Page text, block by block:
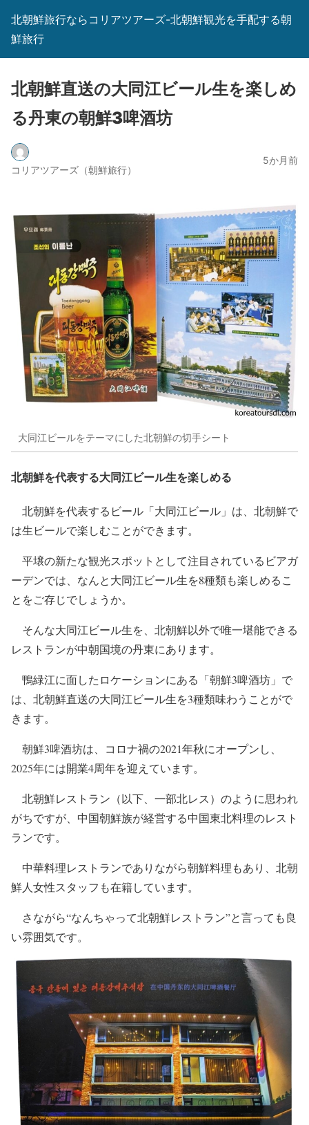
北朝鮮旅行ならコリアツアーズ-北朝鮮観光を手配する朝
鮮旅行
北朝鮮直送の大同江ビール生を楽しめ
る丹東の朝鮮3啤酒坊
コリアツアーズ（朝鮮旅行）
5か月前
大同江ビールをテーマにした北朝鮮の切手シート
北朝鮮を代表する大同江ビール生を楽しめる
北朝鮮を代表するビール「大同江ビール」は、北朝鮮で
は生ビールで楽しむことができます。
平壌の新たな観光スポットとして注目されているビアガ
ーデンでは、なんと大同江ビール生を8種類も楽しめるこ
とをご存じでしょうか。
そんな大同江ビール生を、北朝鮮以外で唯一堪能できる
レストランが中朝国境の丹東にあります。
鴨緑江に面したロケーションにある「朝鮮3啤酒坊」で
は、北朝鮮直送の大同江ビール生を3種類味わうことがで
きます。
朝鮮3啤酒坊は、コロナ禍の2021年秋にオープンし、
2025年には開業4周年を迎えています。
北朝鮮レストラン（以下、一部北レス）のように思われ
がちですが、中国朝鮮族が経営する中国東北料理のレスト
ランです。
中華料理レストランでありながら朝鮮料理もあり、北朝
鮮人女性スタッフも在籍しています。
さながら“なんちゃって北朝鮮レストラン”と言っても良
い雰囲気です。